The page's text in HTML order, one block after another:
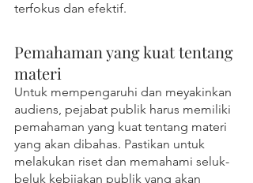
terfokus dan efektif.
Pemahaman yang kuat tentang
materi
Untuk mempengaruhi dan meyakinkan
audiens, pejabat publik harus memiliki
pemahaman yang kuat tentang materi
yang akan dibahas. Pastikan untuk
melakukan riset dan memahami seluk-
beluk kebijakan publik yang akan